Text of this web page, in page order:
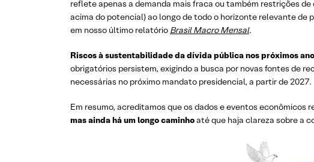
reflete apenas a demanda mais fraca ou também restrições
acima do potencial) ao longo de todo o horizonte relevante
em nosso último relatório Brasil Macro Mensal.
Riscos à sustentabilidade da dívida pública nos próximos
obrigatórios persistem, exigindo a busca por novas fontes de
necessárias no próximo mandato presidencial, a partir de 2027.
Em resumo, acreditamos que os dados e eventos
mas ainda há um longo caminhoaté que haja clareza sobre a